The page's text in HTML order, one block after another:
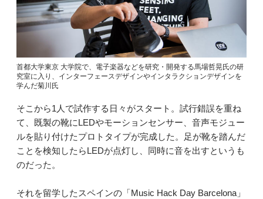
首都大学東京 大学院で、電子楽器などを研究・開発する馬場哲晃氏の研
究室に入り、インターフェースデザインやインタラクションデザインを
学んだ菊川氏
そこから1人で試作する日々がスタート。試行錯誤を重ね
て、既製の靴にLEDやモーションセンサー、音声モジュー
ルを貼り付けたプロトタイプが完成した。足が靴を踏んだ
ことを検知したらLEDが点灯し、同時に音を出すというも
のだった。
それを留学したスペインの「Music Hack Day Barcelona」